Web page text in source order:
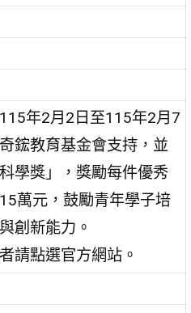
年2月2日至115年2月7
鋐教育基金會支持，並
學獎」，獎勵每件優秀
萬元，鼓勵青年學子培
創新能力。
請點選官方網站。